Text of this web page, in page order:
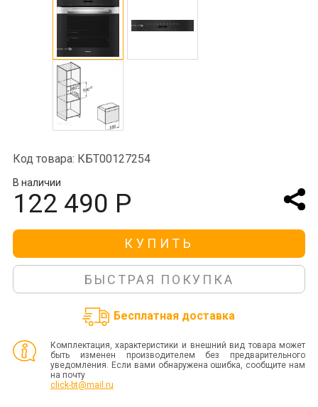
Код товара: КБТ00127254
В наличии
122 490 Р
КУПИТЬ
БЫСТРАЯ ПОКУПКА
Бесплатная доставка
Комплектация, характеристики и внешний вид товара может
быть изменен производителем без предварительного
уведомления. Если вами обнаружена ошибка, сообщите нам
на почту
click-bt@mail.ru